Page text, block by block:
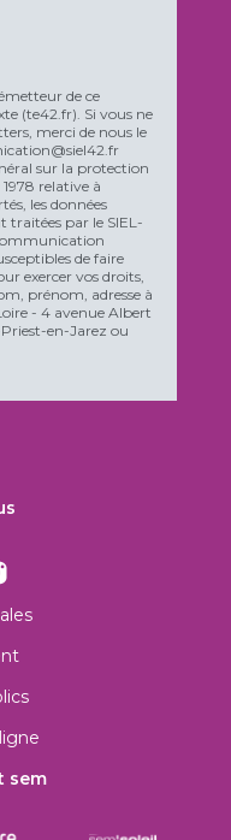
de ce
(te42.fr). Si vous ne
merci de nous le
sur la protection
relative à
les données
traitées par le SIEL-
de faire
exercer vos droits,
prénom, adresse à
- 4 avenue Albert
en-Jarez ou
sem